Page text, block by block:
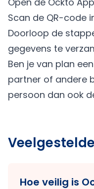
Scan de QR-code
Doorloop de
gegevens te
Ben je van plan
partner of andere
persoon dan ook
Hoe veilig is